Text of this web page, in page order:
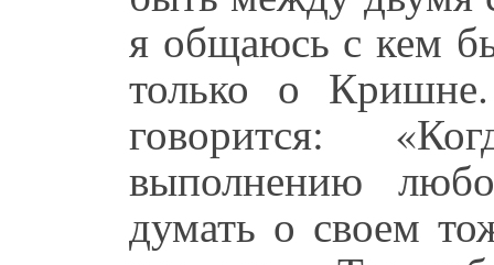
я общаюсь с кем
только о
говорится:
выполнению
думать о своем